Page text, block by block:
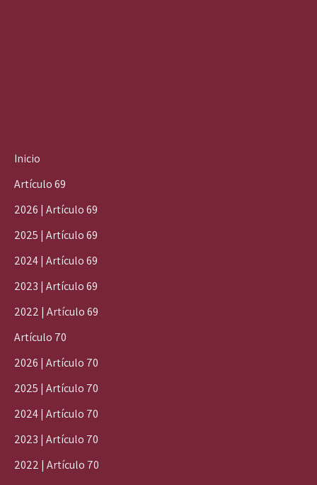
Inicio
Artículo 69
2026 | Artículo 69
2025 | Artículo 69
2024 | Artículo 69
2023 | Artículo 69
2022 | Artículo 69
Artículo 70
2026 | Artículo 70
2025 | Artículo 70
2024 | Artículo 70
2023 | Artículo 70
2022 | Artículo 70